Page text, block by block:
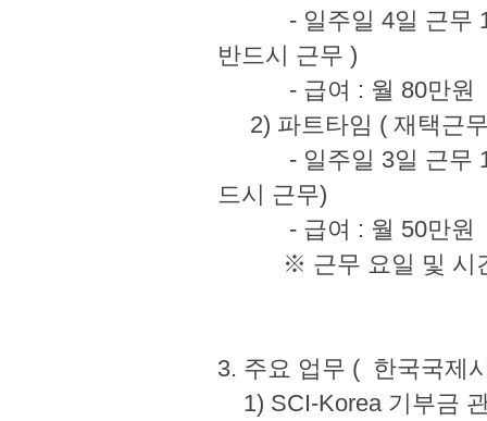
- 일주일 4일 근무
반드시 근무 )
- 급여 : 월
2) 파트타임 ( 재
- 일주일 3일 근무
드시 근무)
- 급여 : 월
※ 근무 요일 및 시간
3. 주요 업무 ( 한국국
1) SCI-Korea 기부금